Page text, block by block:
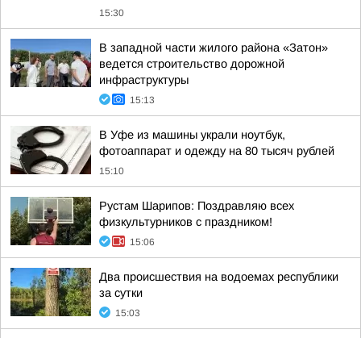
15:30
В западной части жилого района «Затон»
ведется строительство дорожной
инфраструктуры
15:13
В Уфе из машины украли ноутбук,
фотоаппарат и одежду на 80 тысяч рублей
15:10
Рустам Шарипов: Поздравляю всех
физкультурников с праздником!
15:06
Два происшествия на водоемах республики
за сутки
15:03